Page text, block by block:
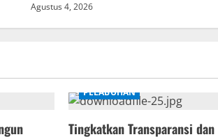
Agustus 4, 2026
PELABUHAN
Tingkatkan Transparansi